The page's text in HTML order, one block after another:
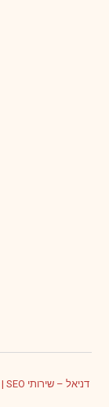
דניאל – שירותי SEO |